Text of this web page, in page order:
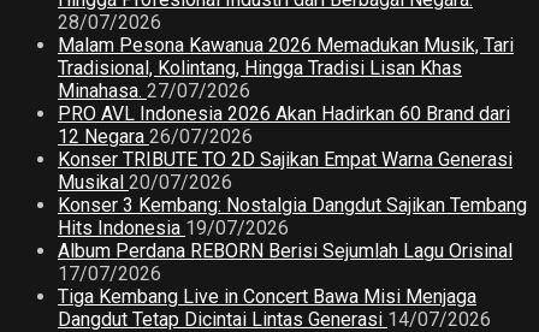
28/07/2026
Malam Pesona Kawanua 2026 Memadukan Musik, Tari
Tradisional, Kolintang, Hingga Tradisi Lisan Khas
Minahasa. 27/07/2026
PRO AVL Indonesia 2026 Akan Hadirkan 60 Brand dari
12 Negara 26/07/2026
Konser TRIBUTE TO 2D Sajikan Empat Warna Generasi
Musikal 20/07/2026
Konser 3 Kembang: Nostalgia Dangdut Sajikan Tembang
Hits Indonesia 19/07/2026
Album Perdana REBORN Berisi Sejumlah Lagu Orisinal
17/07/2026
Tiga Kembang Live in Concert Bawa Misi Menjaga
Dangdut Tetap Dicintai Lintas Generasi 14/07/2026